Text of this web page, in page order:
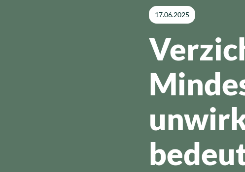
Arbeitsrecht
Ausländerrecht
Sozialrecht
Insolvenzrecht
Alle Rechtsgebiete
17.06.2025